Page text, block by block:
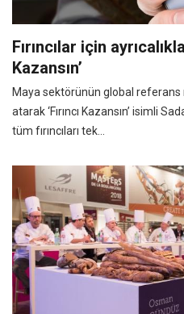
Fırıncılar için
Kazansın’
Maya sektörünün global
atarak ‘Fırıncı Kazansın’ isimli
tüm fırıncıları tek...